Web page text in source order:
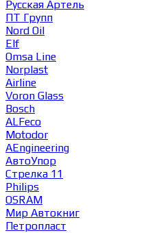
Русская Артель
ПТ Групп
Nord Oil
Elf
Omsa Line
Norplast
Airline
Voron Glass
Bosch
ALFeco
Motodor
AEngineering
АвтоУпор
Стрелка 11
Philips
OSRAM
Мир Автокниг
Петропласт